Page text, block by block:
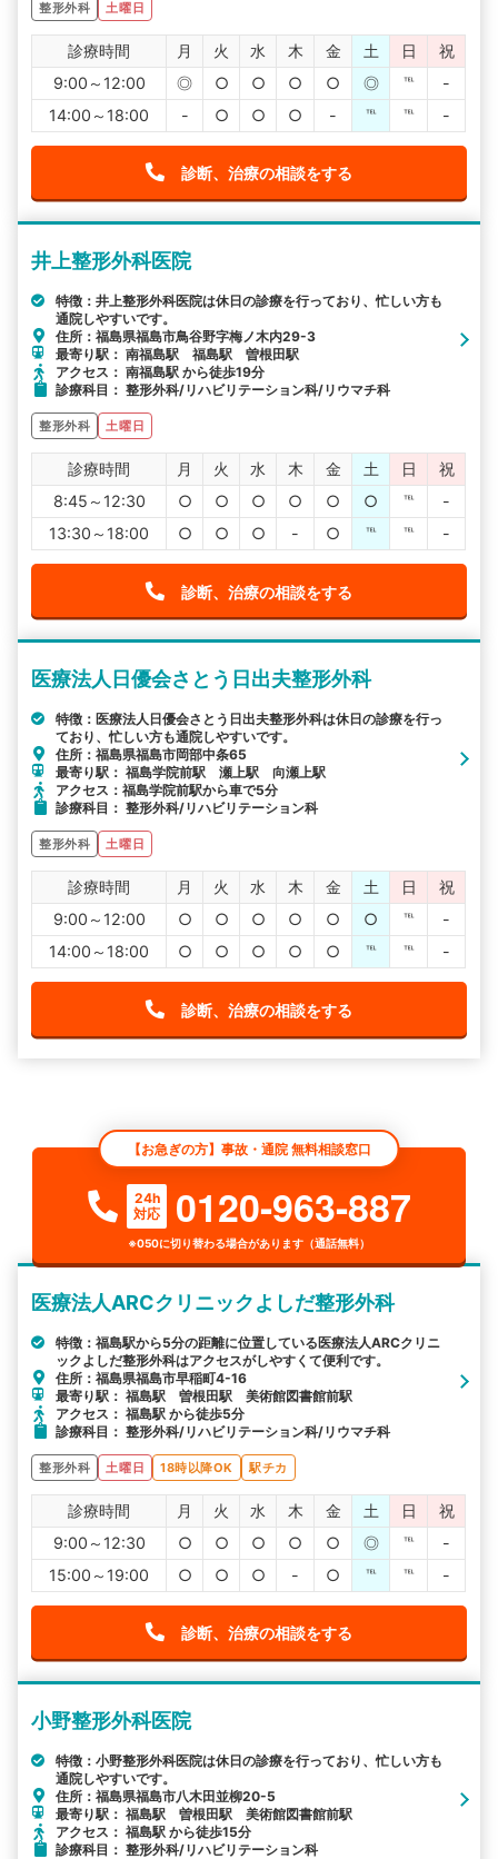
整形外科 土曜日
診療時間 月 火 水 木 金 土 日
祝
9:00～12:00
◎ ○ ○ ○ ○ ◎ ℡
-
14:00～18:00
- ○ ○ ○ - ℡ ℡ -
診断、治療の相談をする
井上整形外科医院
特徴：井上整形外科医院は休日の診療を行っており、忙しい方も
通院しやすいです。
住所：福島県福島市鳥谷野字梅ノ木内29-3
最寄り駅： 南福島駅 福島駅 曽根田駅
アクセス： 南福島駅 から徒歩19分
診療科目： 整形外科/リハビリテーション科/リウマチ科
整形外科 土曜日
診療時間 月 火 水 木 金 土 日
祝
8:45～12:30
○ ○ ○ ○ ○ ○ ℡
-
13:30～18:00
○ ○ ○ - ○ ℡ ℡ -
診断、治療の相談をする
医療法人日優会さとう日出夫整形外科
特徴：医療法人日優会さとう日出夫整形外科は休日の診療を行っ
ており、忙しい方も通院しやすいです。
住所：福島県福島市岡部中条65
最寄り駅： 福島学院前駅 瀬上駅 向瀬上駅
アクセス：福島学院前駅から車で5分
診療科目： 整形外科/リハビリテーション科
整形外科 土曜日
診療時間 月 火 水 木 金 土 日
祝
9:00～12:00
○ ○ ○ ○ ○ ○ ℡
-
14:00～18:00
○ ○ ○ ○ ○ ℡ ℡ -
診断、治療の相談をする
【お急ぎの方】事故・通院 無料相談窓口
24h
対応
0120-963-887
※050に切り替わる場合があります（通話無料）
医療法人ARCクリニックよしだ整形外科
特徴：福島駅から5分の距離に位置している医療法人ARCクリニ
ックよしだ整形外科はアクセスがしやすくて便利です。
住所：福島県福島市早稲町4-16
最寄り駅： 福島駅 曽根田駅 美術館図書館前駅
アクセス： 福島駅 から徒歩5分
診療科目： 整形外科/リハビリテーション科/リウマチ科
整形外科 土曜日 18時以降OK 駅チカ
診療時間 月 火 水 木 金 土 日
祝
9:00～12:30
○ ○ ○ ○ ○ ◎ ℡
-
15:00～19:00
○ ○ ○ - ○ ℡ ℡ -
診断、治療の相談をする
小野整形外科医院
特徴：小野整形外科医院は休日の診療を行っており、忙しい方も
通院しやすいです。
住所：福島県福島市八木田並柳20-5
最寄り駅： 福島駅 曽根田駅 美術館図書館前駅
アクセス： 福島駅 から徒歩15分
診療科目： 整形外科/リハビリテーション科